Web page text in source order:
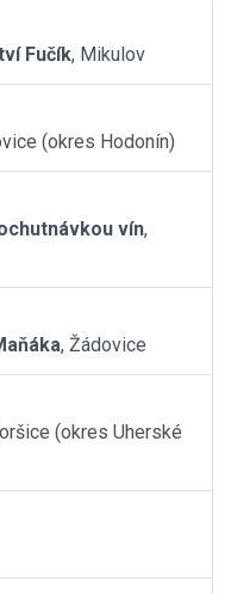
Fučík, Mikulov
(okres Hodonín)
vín,
, Žádovice
(okres Uherské